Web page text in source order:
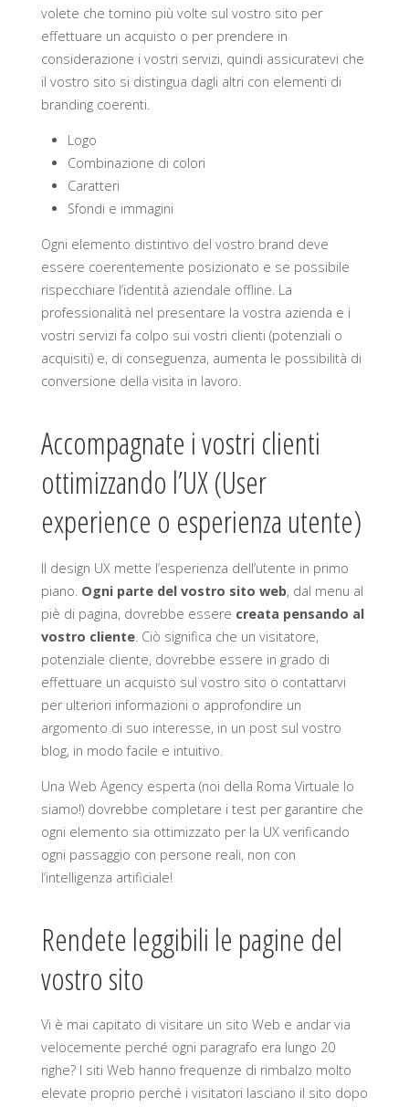
volete che tornino più volte sul vostro sito per
effettuare un acquisto o per prendere in
considerazione i vostri servizi, quindi assicuratevi che
il vostro sito si distingua dagli altri con elementi di
branding coerenti.
Logo
Combinazione di colori
Caratteri
Sfondi e immagini
Ogni elemento distintivo del vostro brand deve
essere coerentemente posizionato e se possibile
rispecchiare l’identità aziendale offline. La
professionalità nel presentare la vostra azienda e i
vostri servizi fa colpo sui vostri clienti (potenziali o
acquisiti) e, di conseguenza, aumenta le possibilità di
conversione della visita in lavoro.
Accompagnate i vostri clienti
ottimizzando l’UX (User
experience o esperienza utente)
Il design UX mette l’esperienza dell’utente in primo
piano. Ogni parte del vostro sito web, dal menu al
piè di pagina, dovrebbe essere creata pensando al
vostro cliente. Ciò significa che un visitatore,
potenziale cliente, dovrebbe essere in grado di
effettuare un acquisto sul vostro sito o contattarvi
per ulteriori informazioni o approfondire un
argomento di suo interesse, in un post sul vostro
blog, in modo facile e intuitivo.
Una Web Agency esperta (noi della Roma Virtuale lo
siamo!) dovrebbe completare i test per garantire che
ogni elemento sia ottimizzato per la UX verificando
ogni passaggio con persone reali, non con
l’intelligenza artificiale!
Rendete leggibili le pagine del
vostro sito
Vi è mai capitato di visitare un sito Web e andar via
velocemente perché ogni paragrafo era lungo 20
righe? I siti Web hanno frequenze di rimbalzo molto
elevate proprio perché i visitatori lasciano il sito dopo